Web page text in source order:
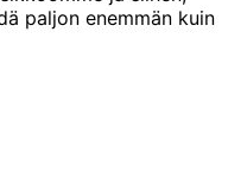
paljon enemmän kuin